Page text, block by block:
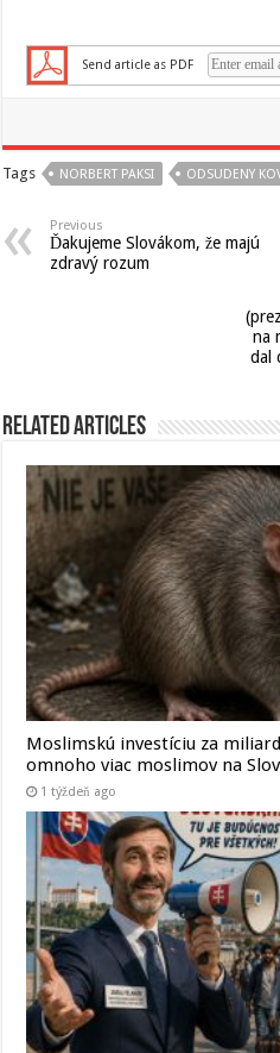
Send article as PDF
Tags NORBERT PAKSI ODSUDENY
Previous
Ďakujeme Slovákom, že majú
zdravý rozum
na
dal
Related Articles
Moslimskú investíciu za
omnoho viac moslimov na
1 týždeň ago